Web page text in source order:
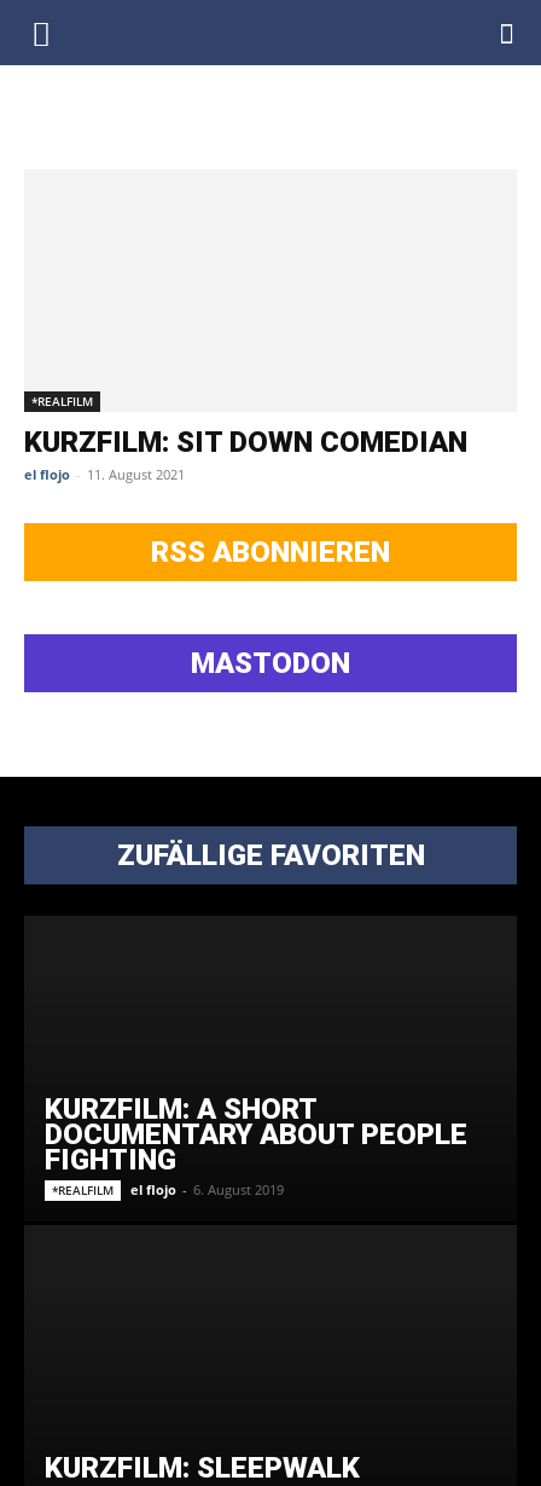
*REALFILM
KURZFILM: SIT DOWN COMEDIAN
el flojo - 11. August 2021
RSS ABONNIEREN
MASTODON
ZUFÄLLIGE FAVORITEN
KURZFILM: A SHORT
DOCUMENTARY ABOUT PEOPLE
FIGHTING
*REALFILM el flojo - 6. August 2019
KURZFILM: SLEEPWALK